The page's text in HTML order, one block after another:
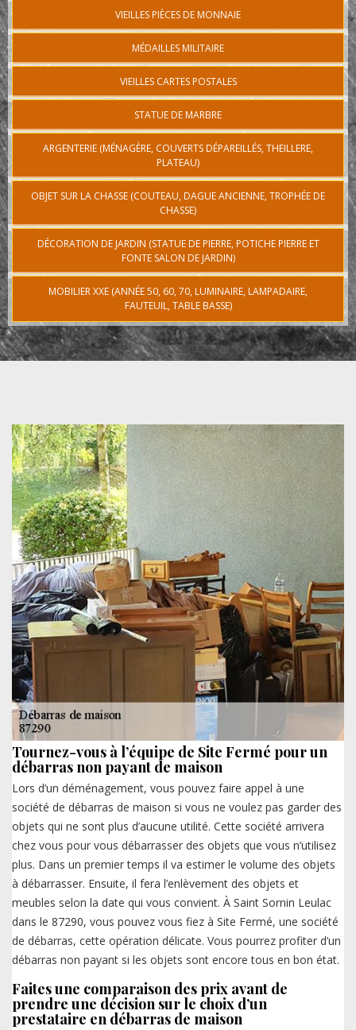
VIEILLES PIÈCES DE MONNAIE
MÉDAILLES MILITAIRE
VIEILLES CARTES POSTALES
STATUE DE MARBRE
ARGENTERIE (MÉNAGÈRE, COUVERTS DÉPAREILLÉS, THEILLERE,
PLATEAU)
OBJET SUR LA CHASSE (COUTEAU, DAGUE ANCIENNE, TROPHÉE DE
CHASSE)
DÉCORATION DE JARDIN (STATUE DE PIERRE, POTICHE PIERRE ET
FONTE SALON DE JARDIN)
MOBILIER XXE (ANNÉE 50, 60, 70, LUMINAIRE, LAMPADAIRE,
FAUTEUIL, TABLE BASSE)
Tournez-vous à l’équipe de Site Fermé pour un
débarras non payant de maison
Lors d’un déménagement, vous pouvez faire appel à une
société de débarras de maison si vous ne voulez pas garder des
objets qui ne sont plus d’aucune utilité. Cette société arrivera
chez vous pour vous débarrasser des objets que vous n’utilisez
plus. Dans un premier temps il va estimer le volume des objets
à débarrasser. Ensuite, il fera l’enlèvement des objets et
meubles selon la date qui vous convient. À Saint Sornin Leulac
dans le 87290, vous pouvez vous fiez à Site Fermé, une société
de débarras, cette opération délicate. Vous pourrez profiter d’un
débarras non payant si les objets sont encore tous en bon état.
Faites une comparaison des prix avant de
prendre une décision sur le choix d’un
prestataire en débarras de maison